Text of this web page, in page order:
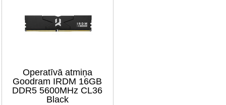
Operatīvā atmiņa
Goodram IRDM 16GB
DDR5 5600MHz CL36
Black